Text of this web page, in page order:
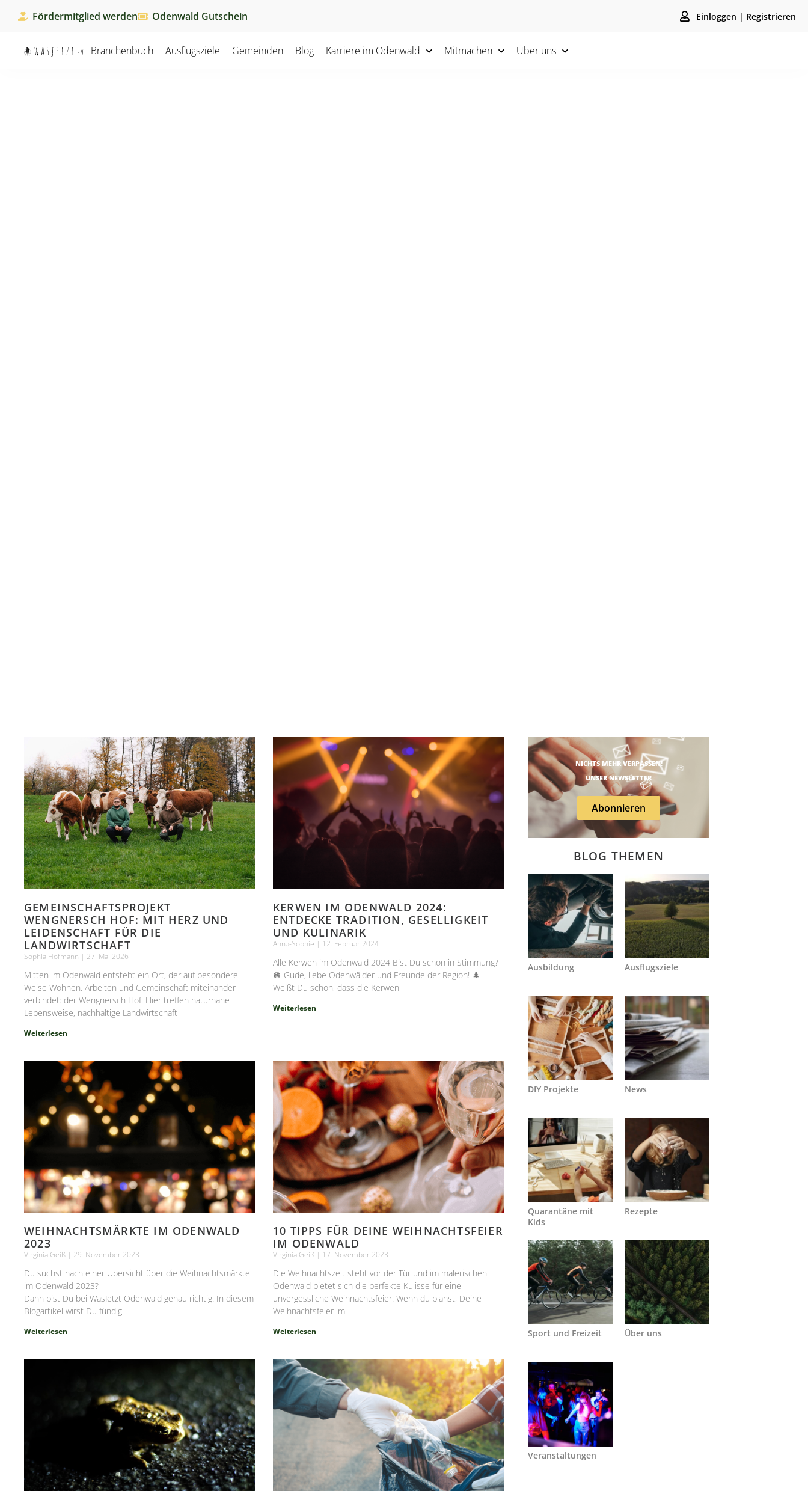
Fördermitglied werden Odenwald Gutschein Einloggen | Registrieren
Branchenbuch Ausflugsziele Gemeinden Blog Karriere im Odenwald Mitmachen Über uns
GEMEINSCHAFTSPROJEKT
WENGNERSCH HOF: MIT HERZ UND
LEIDENSCHAFT FÜR DIE
LANDWIRTSCHAFT
Sophia Hofmann 27. Mai 2026
Mitten im Odenwald entsteht ein Ort, der auf besondere
Weise Wohnen, Arbeiten und Gemeinschaft miteinander
verbindet: der Wengnersch Hof. Hier treffen naturnahe
Lebensweise, nachhaltige Landwirtschaft
Weiterlesen
KERWEN IM ODENWALD 2024:
ENTDECKE TRADITION, GESELLIGKEIT
UND KULINARIK
Anna-Sophie 12. Februar 2024
Alle Kerwen im Odenwald 2024 Bist Du schon in Stimmung?
🪩 Gude, liebe Odenwälder und Freunde der Region! 🌲
Weißt Du schon, dass die Kerwen
Weiterlesen
WEIHNACHTSMÄRKTE IM ODENWALD
2023
Virginia Geiß 29. November 2023
Du suchst nach einer Übersicht über die Weihnachtsmärkte
im Odenwald 2023?
Dann bist Du bei WasJetzt Odenwald genau richtig. In diesem
Blogartikel wirst Du fündig.
Weiterlesen
10 TIPPS FÜR DEINE WEIHNACHTSFEIER
IM ODENWALD
Virginia Geiß 17. November 2023
Die Weihnachtszeit steht vor der Tür und im malerischen
Odenwald bietet sich die perfekte Kulisse für eine
unvergessliche Weihnachtsfeier. Wenn du planst, Deine
Weihnachtsfeier im
Weiterlesen
NICHTS MEHR VERPASSEN!
UNSER NEWSLETTER
Abonnieren
BLOG THEMEN
Ausbildung Ausflugsziele
DIY Projekte News
Quarantäne mit
Kids
Rezepte
Sport und Freizeit Über uns
Veranstaltungen